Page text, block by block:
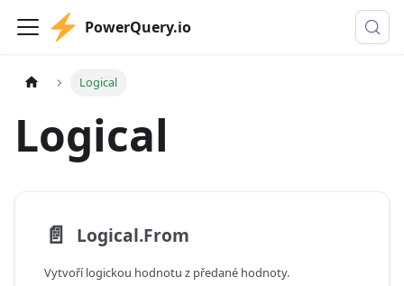
PowerQuery.io
Logical
Logical
📄️ Logical.From
Vytvoří logickou hodnotu z předané hodnoty.